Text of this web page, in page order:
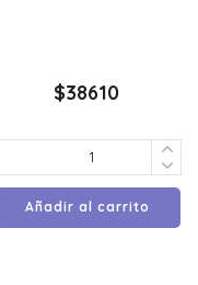
$38610
Añadir al carrito